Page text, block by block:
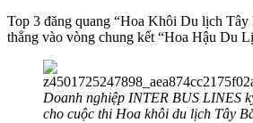
Top 3 đăng quang “Hoa Khôi Du lịch Tây
thẳng vào vòng chung kết “Hoa Hậu Du
Doanh nghiệp INTER BUS LINES
cho cuộc thi Hoa khôi du lịch Tây